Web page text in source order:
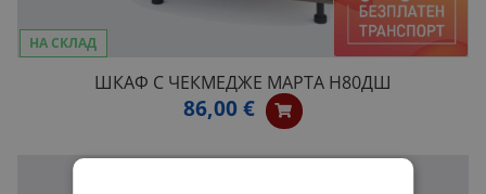
НА СКЛАД
ШКАФ С ЧЕКМЕДЖЕ МАРТА Н80ДШ
86,00 €